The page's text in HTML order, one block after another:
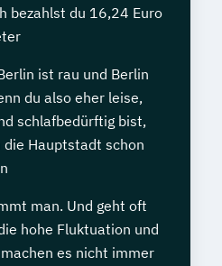
bezahlst du 16,24 Euro
ist rau und Berlin
du also eher leise,
schlafbedürftig bist,
die Hauptstadt schon
man. Und geht oft
hohe Fluktuation und
es nicht immer